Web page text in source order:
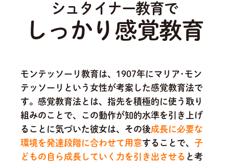
シュタイナー教育で
しっかり感覚教育
モンテッソーリ教育は、1907年にマリア･モン
テッソーリという女性が考案した感覚教育法で
す。感覚教育法とは、指先を積極的に使う取り
組みのことで、この動作が知的水準を引き上げ
ることに気づいた彼女は、その後成長に必要な
環境を発達段階に合わせて用意することで、子
どもの自ら成長していく力を引き出させる と考